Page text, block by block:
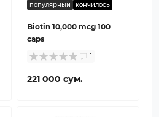
популярный кончилось
Biotin 10,000 mcg 100
caps
1
221 000 сум.